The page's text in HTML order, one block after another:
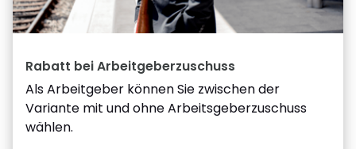
Rabatt bei Arbeitgeberzuschuss
Als Arbeitgeber können Sie zwischen der
Variante mit und ohne Arbeitsgeberzuschuss
wählen.